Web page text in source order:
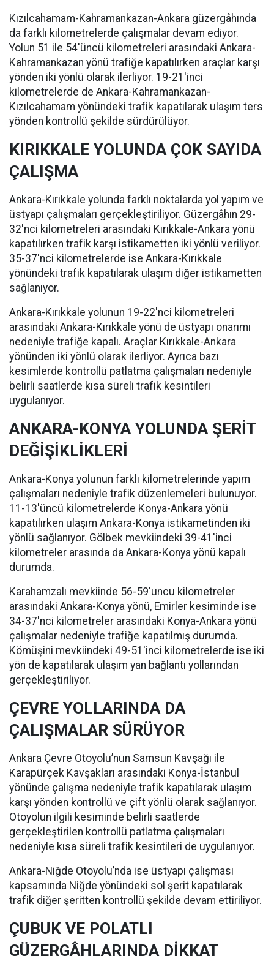
Kızılcahamam-Kahramankazan-Ankara güzergâhında
da farklı kilometrelerde çalışmalar devam ediyor.
Yolun 51 ile 54'üncü kilometreleri arasındaki Ankara-
Kahramankazan yönü trafiğe kapatılırken araçlar karşı
yönden iki yönlü olarak ilerliyor. 19-21'inci
kilometrelerde de Ankara-Kahramankazan-
Kızılcahamam yönündeki trafik kapatılarak ulaşım ters
yönden kontrollü şekilde sürdürülüyor.
KIRIKKALE YOLUNDA ÇOK SAYIDA
ÇALIŞMA
Ankara-Kırıkkale yolunda farklı noktalarda yol yapım ve
üstyapı çalışmaları gerçekleştiriliyor. Güzergâhın 29-
32'nci kilometreleri arasındaki Kırıkkale-Ankara yönü
kapatılırken trafik karşı istikametten iki yönlü veriliyor.
35-37'nci kilometrelerde ise Ankara-Kırıkkale
yönündeki trafik kapatılarak ulaşım diğer istikametten
sağlanıyor.
Ankara-Kırıkkale yolunun 19-22'nci kilometreleri
arasındaki Ankara-Kırıkkale yönü de üstyapı onarımı
nedeniyle trafiğe kapalı. Araçlar Kırıkkale-Ankara
yönünden iki yönlü olarak ilerliyor. Ayrıca bazı
kesimlerde kontrollü patlatma çalışmaları nedeniyle
belirli saatlerde kısa süreli trafik kesintileri
uygulanıyor.
ANKARA-KONYA YOLUNDA ŞERİT
DEĞİŞİKLİKLERİ
Ankara-Konya yolunun farklı kilometrelerinde yapım
çalışmaları nedeniyle trafik düzenlemeleri bulunuyor.
11-13'üncü kilometrelerde Konya-Ankara yönü
kapatılırken ulaşım Ankara-Konya istikametinden iki
yönlü sağlanıyor. Gölbek mevkiindeki 39-41'inci
kilometreler arasında da Ankara-Konya yönü kapalı
durumda.
Karahamzalı mevkiinde 56-59'uncu kilometreler
arasındaki Ankara-Konya yönü, Emirler kesiminde ise
34-37'nci kilometreler arasındaki Konya-Ankara yönü
çalışmalar nedeniyle trafiğe kapatılmış durumda.
Kömüşini mevkiindeki 49-51'inci kilometrelerde ise iki
yön de kapatılarak ulaşım yan bağlantı yollarından
gerçekleştiriliyor.
ÇEVRE YOLLARINDA DA
ÇALIŞMALAR SÜRÜYOR
Ankara Çevre Otoyolu’nun Samsun Kavşağı ile
Karapürçek Kavşakları arasındaki Konya-İstanbul
yönünde çalışma nedeniyle trafik kapatılarak ulaşım
karşı yönden kontrollü ve çift yönlü olarak sağlanıyor.
Otoyolun ilgili kesiminde belirli saatlerde
gerçekleştirilen kontrollü patlatma çalışmaları
nedeniyle kısa süreli trafik kesintileri de uygulanıyor.
Ankara-Niğde Otoyolu’nda ise üstyapı çalışması
kapsamında Niğde yönündeki sol şerit kapatılarak
trafik diğer şeritten kontrollü şekilde devam ettiriliyor.
ÇUBUK VE POLATLI
GÜZERGÂHLARINDA DİKKAT